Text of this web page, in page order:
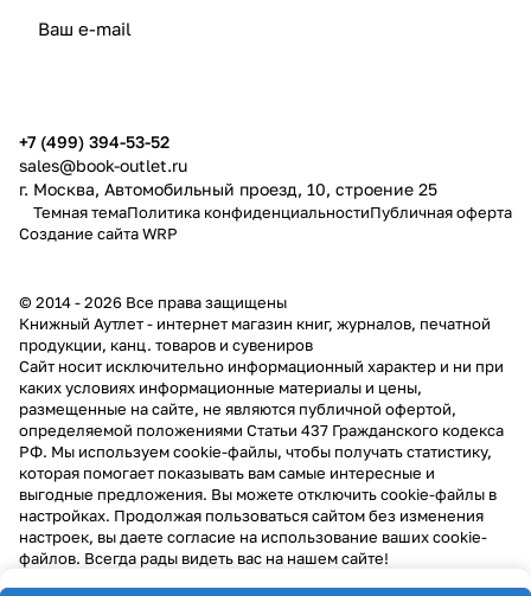
+7 (499) 394-53-52
sales@book-outlet.ru
г. Москва, Автомобильный проезд, 10, строение 25
Темная темаПолитика конфиденциальностиПубличная оферта
Создание сайтаWRP
© 2014 - 2026 Все права защищены
Книжный Аутлет - интернет магазин книг, журналов, печатной
продукции, канц. товаров и сувениров
Cайт носит исключительно информационный характер и ни при
каких условиях информационные материалы и цены,
размещенные на сайте, не являются публичной офертой,
определяемой положениями Статьи 437 Гражданского кодекса
РФ. Мы используем cookie-файлы, чтобы получать статистику,
которая помогает показывать вам самые интересные и
выгодные предложения. Вы можете отключить cookie-файлы в
настройках. Продолжая пользоваться сайтом без изменения
настроек, вы даете согласие на использование ваших cookie-
файлов. Всегда рады видеть вас на нашем сайте!